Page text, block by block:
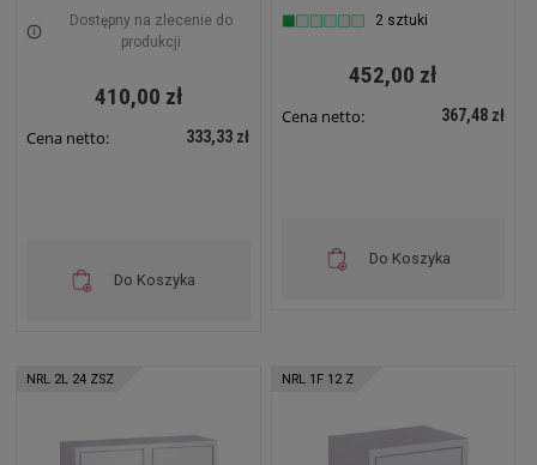
szybą i zamkiem NRL 3F
ZSZ
Dostępny na zlecenie do
produkcji
410,00 zł
Cena netto: 333,33 zł
Do Koszyka
modułów IP31
zatrzask NRL 12E
2 sztuki
452,00 zł
Cena netto: 367,48 zł
Do Koszyka
NRL 2L 24 ZSZ NRL 1F 12 Z